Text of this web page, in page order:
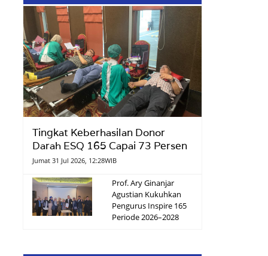
Tingkat Keberhasilan Donor
Darah ESQ 165 Capai 73 Persen
Jumat 31 Jul 2026, 12:28WIB
Prof. Ary Ginanjar
Agustian Kukuhkan
Pengurus Inspire 165
Periode 2026–2028